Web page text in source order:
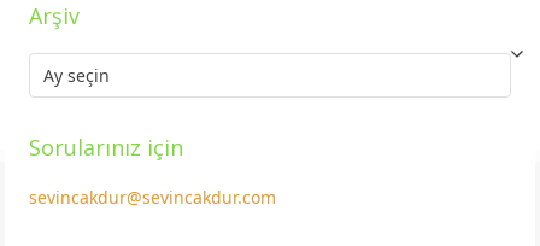
Arşiv
Arşiv
Sorularınız için
sevincakdur@sevincakdur.com